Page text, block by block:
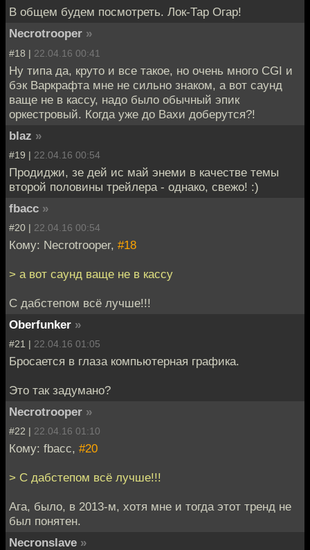
В общем будем посмотреть. Лок-Тар Огар!
Necrotrooper »
#18 | 22.04.16 00:41
Ну типа да, круто и все такое, но очень много CGI и
бэк Варкрафта мне не сильно знаком, а вот саунд
ваще не в кассу, надо было обычный эпик
оркестровый. Когда уже до Вахи доберутся?!
blaz »
#19 | 22.04.16 00:54
Продиджи, зе дей ис май энеми в качестве темы
второй половины трейлера - однако, свежо! :)
fbacc »
#20 | 22.04.16 00:54
Кому: Necrotrooper, #18
> а вот саунд ваще не в кассу
С дабстепом всё лучше!!!
Oberfunker »
#21 | 22.04.16 01:05
Бросается в глаза компьютерная графика.
Это так задумано?
Necrotrooper »
#22 | 22.04.16 01:10
Кому: fbacc, #20
> С дабстепом всё лучше!!!
Ага, было, в 2013-м, хотя мне и тогда этот тренд не
был понятен.
Necronslave »